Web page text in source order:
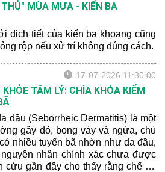
MÙA MƯA - KIẾN BA
dịch tiết của kiến ba khoang cũng
rộp nếu xử trí không đúng cách.
17-07-2026 11:30:00
TÂM LÝ: CHÌA KHÓA KIỂM
dầu (Seborrheic Dermatitis) là một
gây đỏ, bong vảy và ngứa, chủ
nhiều tuyến bã nhờn như da đầu,
nhân chính xác chưa được
cứu gần đây cho thấy rằng chế độ